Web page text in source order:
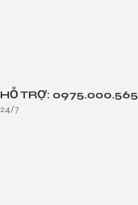
HỖ TRỢ: 0975.000.565
24/7